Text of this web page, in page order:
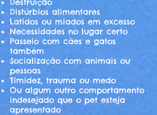
Destruição
Distúrbios alimentares
Latidos ou miados em excesso
Necessidades no lugar certo
Passeio com cães e gatos
também
Socialização com animais ou
pessoas
Timidez, trauma ou medo
Ou algum outro comportamento
indesejado que o pet esteja
apresentado